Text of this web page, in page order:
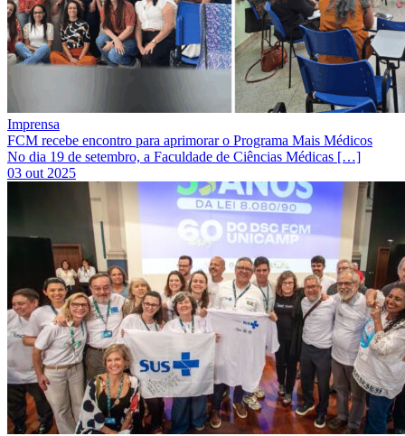
Imprensa
FCM recebe encontro para aprimorar o Programa Mais Médicos
No dia 19 de setembro, a Faculdade de Ciências Médicas […]
03 out 2025